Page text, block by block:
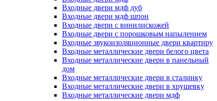
Входные двери мдф дуб
Входные двери мдф шпон
Входные двери с винилискожей
Входные двери с порошковым напылением
Входные звукоизоляционные двери квартиру
Входные металлические двери белого цвета
Входные металлические двери в панельный
дом
Входные металлические двери в сталинку
Входные металлические двери в хрущевку
Входные металлические двери мдф